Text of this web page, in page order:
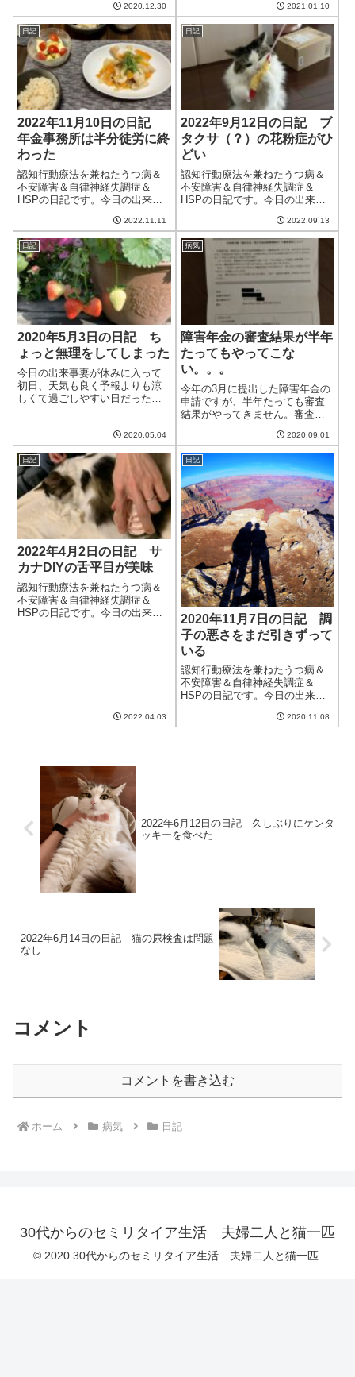
濯物も完全には乾かず。そし
て、明日は雨が降るらしい。久
しぶりの雨ではあるけど、調子
を崩さないといいな...
2020.12.30
天気はよく、家の中にいる分に
は過ごしやすい日だった。ここ
のところ寒い日が続いているの
で、風邪をひかないように気を
つけねば。午前中...
2021.01.10
日記
2022年11月10日の日記
年金事務所は半分徒労に終
わった
認知行動療法を兼ねたうつ病＆
不安障害＆自律神経失調症＆
HSPの日記です。今日の出来事
一日中天気がいいという予報の
割に午後からは曇っていた。し
ばらくは暖かい日が続くようで
安心。設立した法人の厚生年金
や健康保険申請の...
2022.11.11
日記
2022年9月12日の日記 ブ
タクサ（？）の花粉症がひ
どい
認知行動療法を兼ねたうつ病＆
不安障害＆自律神経失調症＆
HSPの日記です。今日の出来事
ただ、最高気温は控えめなのが
救いかな。週間予報を見る限り
ではこのまま涼しくなっていき
そうだけど、果たして。やたら
と鼻水とくしゃみ...
2022.09.13
日記
2020年5月3日の日記 ち
ょっと無理をしてしまった
今日の出来事妻が休みに入って
初日、天気も良く予報よりも涼
しくて過ごしやすい日だった。
けではなく、5時ごろからはうつ
らうつらといった感じ。年を取
ったということなのだろう。と
はいえ、以...
2020.05.04
病気
障害年金の審査結果が半年
たってもやってこな
い。。。
今年の3月に提出した障害年金の
申請ですが、半年たっても審査
結果がやってきません。審査状
まだかかりそうな雰囲気。いつ
になったらやってくるのでしょ
うか。。。2020年の3月に申し込
んだ障害年金そもそも障害年金
を申し込...
2020.09.01
日記
2022年4月2日の日記 サ
カナDIYの舌平目が美味
認知行動療法を兼ねたうつ病＆
不安障害＆自律神経失調症＆
HSPの日記です。今日の出来事
2022.04.03
日記
2020年11月7日の日記 調
子の悪さをまだ引きずって
いる
認知行動療法を兼ねたうつ病＆
不安障害＆自律神経失調症＆
HSPの日記です。今日の出来事
いまいちすっきり晴れず、むし
2020.11.08
2022年6月12日の日記 久しぶりにケンタ
ッキーを食べた
2022年6月14日の日記 猫の尿検査は問題
なし
コメント
コメントを書き込む
ホーム 病気 日記
30代からのセミリタイア生活 夫婦二人と猫一匹
© 2020 30代からのセミリタイア生活 夫婦二人と猫一匹.